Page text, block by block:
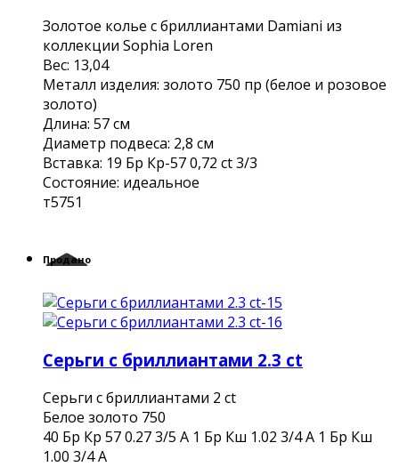
Золотое колье с бриллиантами Damiani из
коллекции Sophia Loren
Вес: 13,04
Металл изделия: золото 750 пр (белое и розовое
золото)
Длина: 57 см
Диаметр подвеса: 2,8 см
Вставка: 19 Бр Кр-57 0,72 ct 3/3
Состояние: идеальное
т5751
Продано
Серьги с бриллиантами 2.3 ct
Серьги с бриллиантами 2 ct
Белое золото 750
40 Бр Кр 57 0.27 3/5 А 1 Бр Кш 1.02 3/4 А 1 Бр Кш
1.00 3/4 А